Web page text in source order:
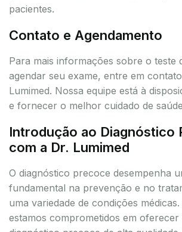
pacientes.
Contato e Agendamento
Para mais informações sobre o teste
agendar seu exame, entre em
Lumimed. Nossa equipe está à
e fornecer o melhor cuidado de
Introdução ao Diagnóstico
com a Dr. Lumimed
O diagnóstico precoce desempenha
fundamental na prevenção e no
uma variedade de condições
estamos comprometidos em oferecer